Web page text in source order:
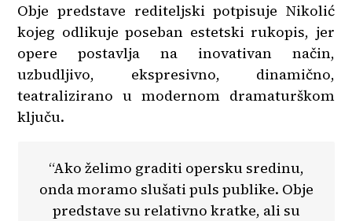
Obje predstave rediteljski potpisuje Nikolić
kojeg odlikuje poseban estetski rukopis, jer
opere postavlja na inovativan način,
uzbudljivo, ekspresivno, dinamično,
teatralizirano u modernom dramaturškom
ključu.
“Ako želimo graditi opersku sredinu,
onda moramo slušati puls publike. Obje
predstave su relativno kratke, ali su